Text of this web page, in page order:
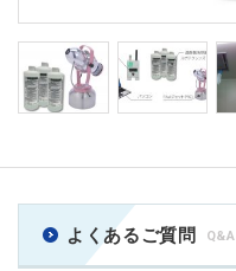
よくあるご質問 Q&A